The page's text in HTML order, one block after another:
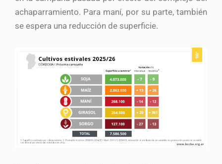
achaparramiento. Para maní, por su parte, también
se espera una reducción de superficie.